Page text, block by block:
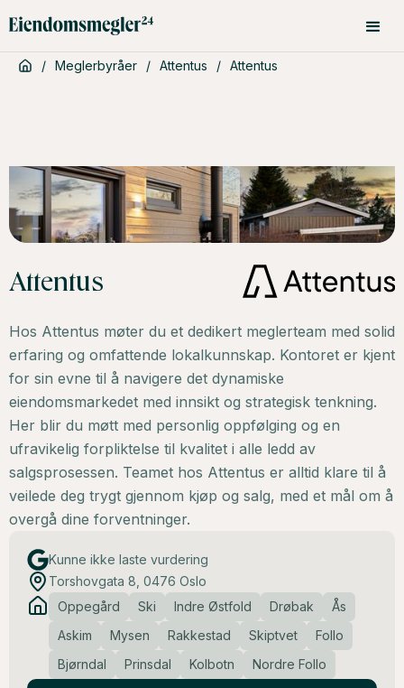
/ Meglerbyråer / Attentus / Attentus
Attentus
Hos Attentus møter du et dedikert meglerteam med solid
erfaring og omfattende lokalkunnskap. Kontoret er kjent
for sin evne til å navigere det dynamiske
eiendomsmarkedet med innsikt og strategisk tenkning.
Her blir du møtt med personlig oppfølging og en
ufravikelig forpliktelse til kvalitet i alle ledd av
salgsprosessen. Teamet hos Attentus er alltid klare til å
veilede deg trygt gjennom kjøp og salg, med et mål om å
overgå dine forventninger.
Kunne ikke laste vurdering
Torshovgata 8, 0476 Oslo
Oppegård
Ski Indre Østfold Drøbak
Ås
Askim
Mysen Rakkestad Skiptvet
Follo
Bjørndal
Prinsdal Kolbotn Nordre Follo